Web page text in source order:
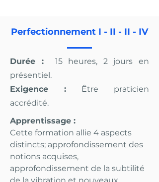
Perfectionnement I - II - II - IV
Durée :15 heures, 2 jours en
présentiel.
Exigence : Être praticien
accrédité.
Apprentissage :
Cette formation allie 4 aspects
distincts; approfondissement des
notions acquises,
approfondissement de la subtilité